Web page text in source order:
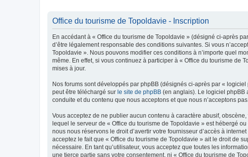
Office du tourisme de Topoldavie - Inscription
En accédant à « Office du tourisme de Topoldavie » (désigné ci-après
d’être légalement responsable des conditions suivantes. Si vous
Topoldavie ». Nous pouvons modifier ces conditions à n’importe quel
même. En effet, si vous continuez à participer à « Office du tourisme de
mises à jour.
Nos forums sont développés par phpBB (désignés ci-après par «
peut être téléchargé sur le site de phpBB (en anglais). Le logiciel phpBB
conduite et du contenu que nous acceptons et que nous n’acceptons
Vous acceptez de ne publier aucun contenu à caractère abusif,
lequel le serveur de « Office du tourisme de Topoldavie » est hébergé
nous nous réservons le droit d’avertir votre fournisseur d’accès à
acceptez le fait que « Office du tourisme de Topoldavie » ait le droit de
nécessaire. En tant qu’utilisateur, vous acceptez que toutes les
une tierce partie sans votre consentement, ni « Office du tourisme de